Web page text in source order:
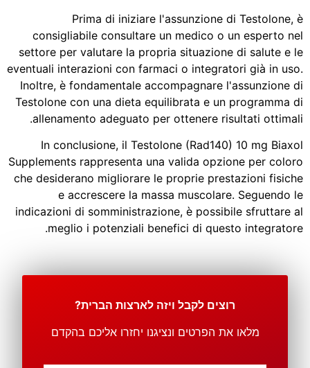
Prima di iniziare l'assunzione di Testolone, è
consigliabile consultare un medico o un esperto nel
settore per valutare la propria situazione di salute e le
eventuali interazioni con farmaci o integratori già in uso.
Inoltre, è fondamentale accompagnare l'assunzione di
Testolone con una dieta equilibrata e un programma di
allenamento adeguato per ottenere risultati ottimali.
In conclusione, il Testolone (Rad140) 10 mg Biaxol
Supplements rappresenta una valida opzione per coloro
che desiderano migliorare le proprie prestazioni fisiche
e accrescere la massa muscolare. Seguendo le
indicazioni di somministrazione, è possibile sfruttare al
meglio i potenziali benefici di questo integratore.
רוצים לקבל ויזה לארצות הברית?
מלאו את הפרטים ונציגנו יחזרו אליכם בהקדם